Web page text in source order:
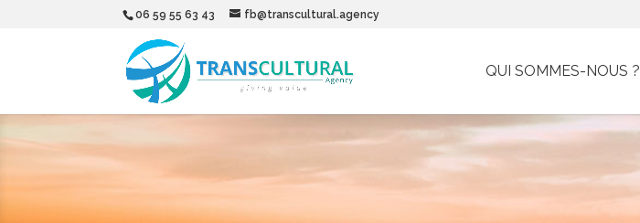
06 59 55 63 43 fb@transcultural.agency
QUI SOMMES-NOUS ?